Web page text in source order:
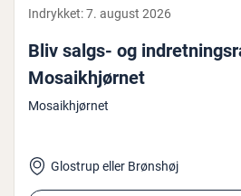
Indrykket:7. august 2026
Bliv salgs- og
Mosaik­hjør­net
Mosaikhjørnet
Glostrup eller Brønshøj